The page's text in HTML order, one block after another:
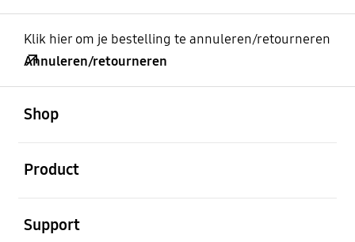
Klik hier om je bestelling te annuleren/retourneren
Annuleren/retourneren
Shop
Product
Support